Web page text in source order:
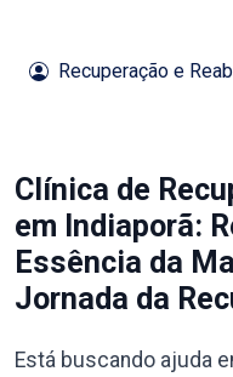
Recuperação e
Clínica de
em Indiaporã:
Essência da
Jornada da
Está buscando ajuda